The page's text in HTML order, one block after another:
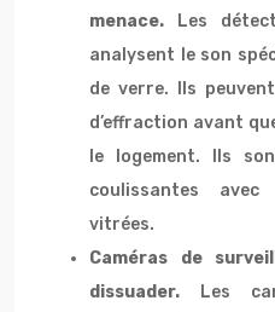
menace.
Les
analysent le son
de verre. Ils
d’effraction avant
le logement. Ils
coulissantes
vitrées.
Caméras de
dissuader.
Les